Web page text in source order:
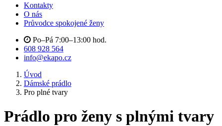
Kontakty
O nás
Průvodce spokojené ženy
Po–Pá 7:00–13:00 hod.
608 928 564
info@ekapo.cz
Úvod
Dámské prádlo
Pro plné tvary
Prádlo pro ženy s plnými tvary